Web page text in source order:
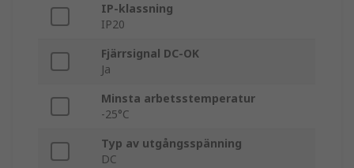
IP-klassning
IP20
Fjärrsignal DC-OK
Ja
Minsta arbetsstemperatur
-25°C
Typ av utgångsspänning
DC